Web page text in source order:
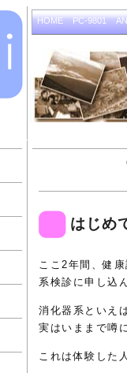
HOME PC-9801
はじめ
ここ2年間、健
系検診に申し込
消化器系といえ
実はいままで噂
これは体験した